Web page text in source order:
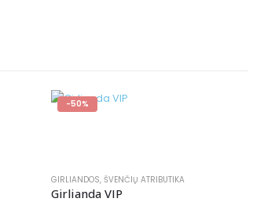
-50%
GIRLIANDOS,ŠVENČIŲ ATRIBUTIKA
Girlianda VIP